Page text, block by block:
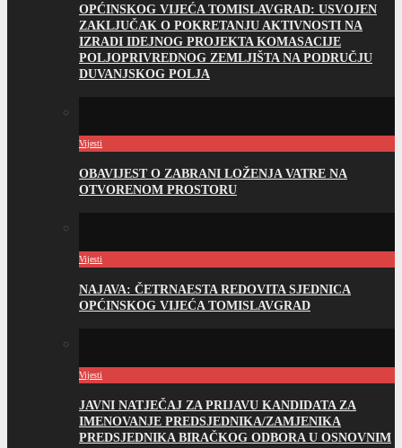
OPĆINSKOG VIJEĆA TOMISLAVGRAD: USVOJEN
ZAKLJUČAK O POKRETANJU AKTIVNOSTI NA
IZRADI IDEJNOG PROJEKTA KOMASACIJE
POLJOPRIVREDNOG ZEMLJIŠTA NA PODRUČJU
DUVANJSKOG POLJA
Vijesti
OBAVIJEST O ZABRANI LOŽENJA VATRE NA
OTVORENOM PROSTORU
Vijesti
NAJAVA: ČETRNAESTA REDOVITA SJEDNICA
OPĆINSKOG VIJEĆA TOMISLAVGRAD
Vijesti
JAVNI NATJEČAJ ZA PRIJAVU KANDIDATA ZA
IMENOVANJE PREDSJEDNIKA/ZAMJENIKA
PREDSJEDNIKA BIRAČKOG ODBORA U OSNOVNIM